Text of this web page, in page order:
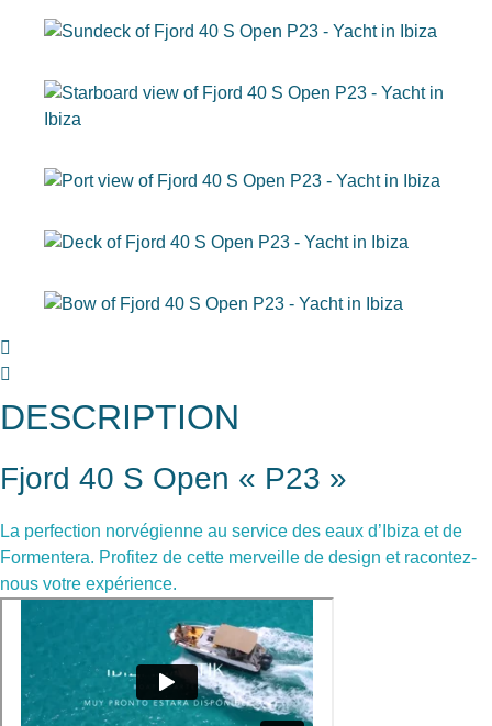
DESCRIPTION
Fjord 40 S Open « P23 »
La perfection norvégienne au service des eaux d’Ibiza et de
Formentera. Profitez de cette merveille de design et racontez-
nous votre expérience.